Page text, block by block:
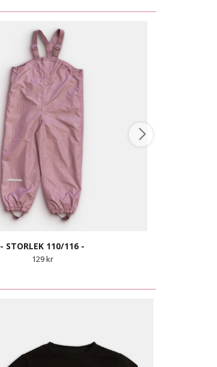
- STORLEK 110/116 -
129 kr